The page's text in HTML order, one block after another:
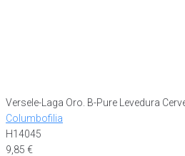
Versele-Laga Oro. B-Pure Levedura
Columbofilia
H14045
9,85 €